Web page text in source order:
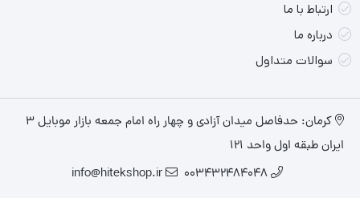
ارتباط با ما
درباره ما
سوالات متداول
کرمان: حدفاصل میدان آزادی و چهار راه امام جمعه بازار موبایل ۳
ایران طبقه اول واحد ۱۲۱
003432484048
info@hitekshop.ir